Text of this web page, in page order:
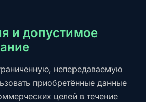
и допустимое
непередаваемую
приобретённые данные
целей в течение